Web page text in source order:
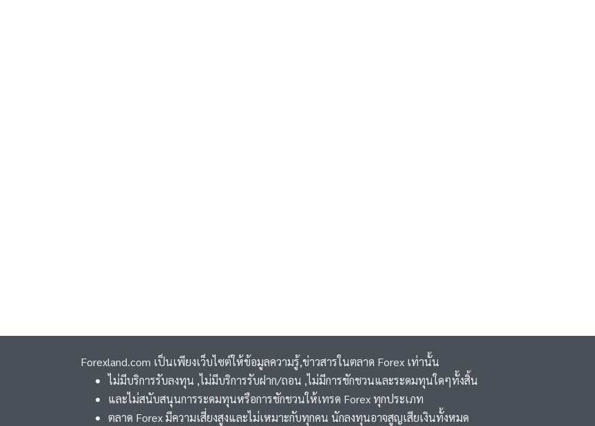
Forexland.com เป็นเพียงเว็บไซต์ให้ข้อมูลความรู้,ข่าวสารในตลาด Forex เท่านั้น
ไม่มีบริการรับลงทุน ,ไม่มีบริการรับฝาก/ถอน ,ไม่มีการชักชวนและระดมทุนใดๆทั้งสิ้น
และไม่สนับสนุนการระดมทุนหรือการชักชวนให้เทรด Forex ทุกประเภท
ตลาด Forex มีความเสี่ยงสูงและไม่เหมาะกับทุกคน นักลงทุนอาจสูญเสียเงินทั้งหมด